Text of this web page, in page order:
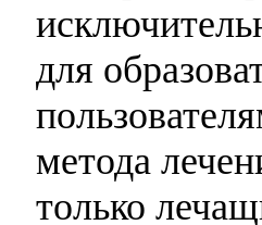
для
метода
только